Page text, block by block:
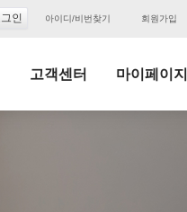
아이디/비번찾기 회원가입
고객센터 마이페이지